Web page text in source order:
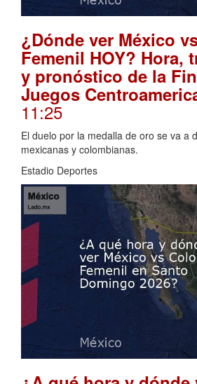
¿Dónde ver México
Femenil HOY? Hora,
y pronóstico de la
Juegos
11:25
El duelo por la medalla de oro se va a
mexicanas y colombianas.
Estadio Deportes